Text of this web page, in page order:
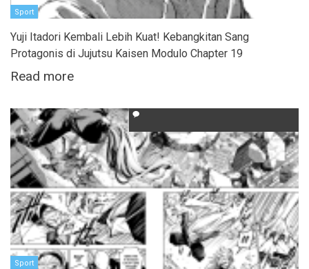
Sport
Yuji Itadori Kembali Lebih Kuat! Kebangkitan Sang
Protagonis di Jujutsu Kaisen Modulo Chapter 19
Read more
Sport